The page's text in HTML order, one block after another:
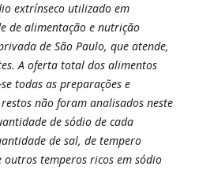
extrínseco utilizado em
de alimentação e nutrição
de São Paulo, que atende,
A oferta total dos alimentos
todas as preparações e
não foram analisados neste
de sódio de cada
de sal, de tempero
temperos ricos em sódio